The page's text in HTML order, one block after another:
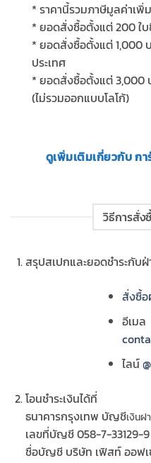
* ราคานี้รวมภาษีมูลค่าเพิ่ม
* ยอดสั่งซื้อตั้งแต่ 200 ใ
* ยอดสั่งซื้อตั้งแต่1,000
ประเทศ
* ยอดสั่งซื้อตั้งแต่3,000
(ไม่รวมออกแบบโลโก้)
ดูเพิ่มเติมเกี่ยวกับ กา
วิธีการสั่ง
สรุปสเปกและยอดชำระกับ
สั่งซื้
อีเมล
ไลน์
โอนชำระเงินได้ที่
ธนาคารกรุงเทพ บัญชีเงินฝ
เลขที่บัญชี 058-7-33129-9
ชื่อบัญชี บริษัท เฟิสท์ ออฟเ